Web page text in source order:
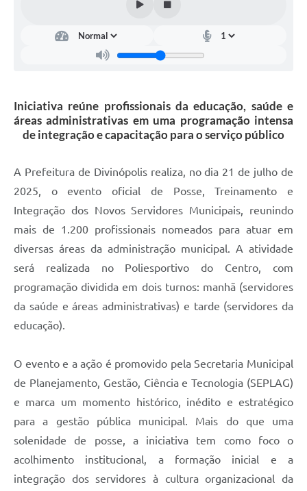
Iniciativa reúne profissionais da educação, saúde e
áreas administrativas em uma programação intensa
de integração e capacitação para o serviço público
A Prefeitura de Divinópolis realiza, no dia 21 de julho de
2025, o evento oficial de Posse, Treinamento e
Integração dos Novos Servidores Municipais, reunindo
mais de 1.200 profissionais nomeados para atuar em
diversas áreas da administração municipal. A atividade
será realizada no Poliesportivo do Centro, com
programação dividida em dois turnos: manhã (servidores
da saúde e áreas administrativas) e tarde (servidores da
educação).
O evento e a ação é promovido pela Secretaria Municipal
de Planejamento, Gestão, Ciência e Tecnologia (SEPLAG)
e marca um momento histórico, inédito e estratégico
para a gestão pública municipal. Mais do que uma
solenidade de posse, a iniciativa tem como foco o
acolhimento institucional, a formação inicial e a
integração dos servidores à cultura organizacional da